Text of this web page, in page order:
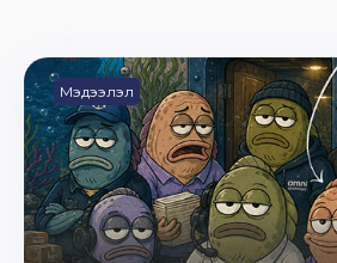
Мэдээлэл